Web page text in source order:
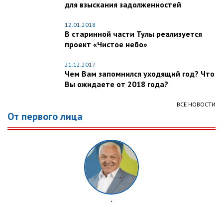
для взыскания задолженностей
12.01.2018
В старинной части Тулы реализуется
проект «Чистое небо»
21.12.2017
Чем Вам запомнился уходящий год? Что
Вы ожидаете от 2018 года?
ВСЕ НОВОСТИ
От первого лица